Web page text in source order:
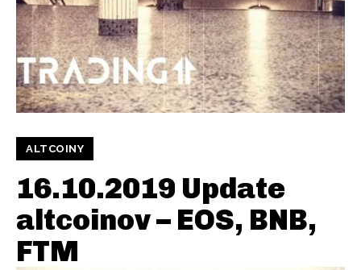
ALTCOINY
16.10.2019 Update
altcoinov – EOS, BNB,
FTM